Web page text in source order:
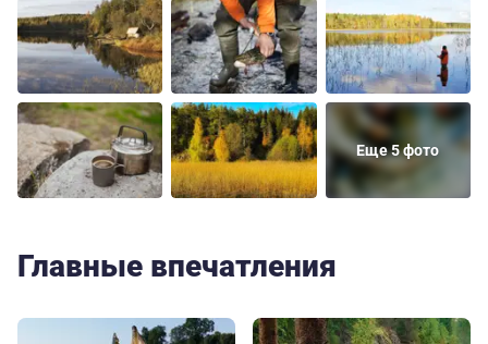
Еще 5 фото
Главные впечатления